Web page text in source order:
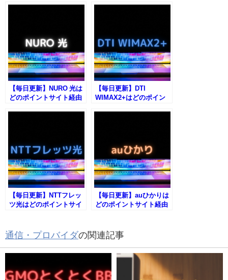
【毎日更新】NURO 光は
どのポイントサイト経由
【毎日更新】DTI
WIMAX2+はどのポイン
【毎日更新】NTTフレッ
ツ光はどのポイントサイ
【毎日更新】auひかりは
どのポイントサイト経由
通信・プロバイダの関連記事